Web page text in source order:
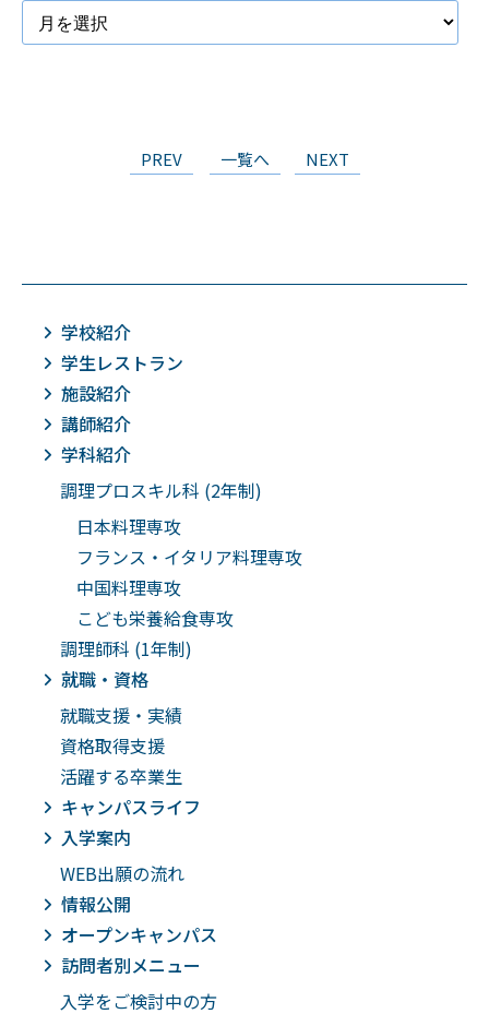
PREV 一覧へ NEXT
学校紹介
学生レストラン
施設紹介
講師紹介
学科紹介
調理プロスキル科 (2年制)
日本料理専攻
フランス・イタリア料理専攻
中国料理専攻
こども栄養給食専攻
調理師科 (1年制)
就職・資格
就職支援・実績
資格取得支援
活躍する卒業生
キャンパスライフ
入学案内
WEB出願の流れ
情報公開
オープンキャンパス
訪問者別メニュー
入学をご検討中の方